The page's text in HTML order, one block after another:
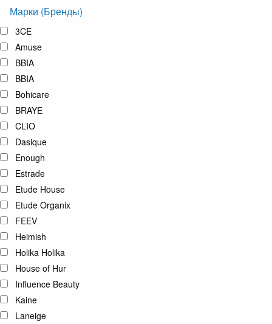
Марки (Бренды)
3CE
Amuse
BBIA
BBIA
Bohicare
BRAYE
CLIO
Dasique
Enough
Estrade
Etude House
Etude Organix
FEEV
Heimish
Holika Holika
House of Hur
Influence Beauty
Kaine
Laneige